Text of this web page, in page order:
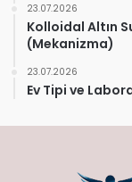
23.07.2026
Kolloidal Altın
(Mekanizma)
23.07.2026
Ev Tipi ve